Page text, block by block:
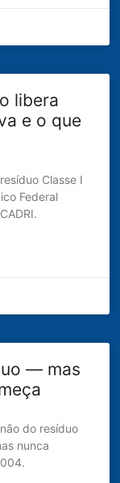
libera
e o que
Classe I
Federal
— mas
do resíduo
nunca